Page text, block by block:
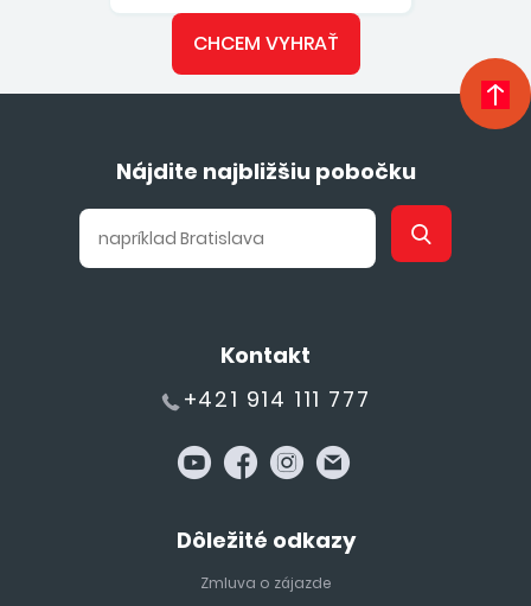
CHCEM VYHRAŤ
Nájdite najbližšiu pobočku
Kontakt
+421 914 111 777
Dôležité odkazy
Zmluva o zájazde